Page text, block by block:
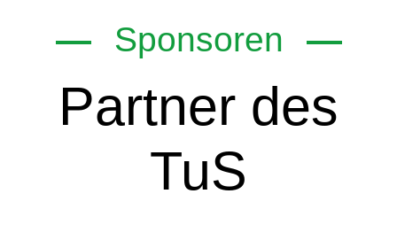
Sponsoren
Partner des
TuS